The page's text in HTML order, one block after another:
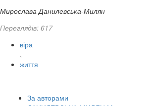
Мирослава Данилевська-Милян
Переглядів: 617
віра
,
життя
За авторами